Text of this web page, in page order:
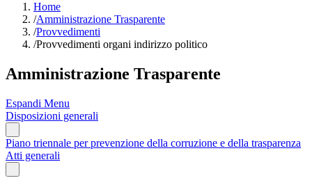
Home
/Amministrazione Trasparente
/Provvedimenti
/Provvedimenti organi indirizzo politico
Amministrazione Trasparente
Espandi Menu
Disposizioni generali
Piano triennale per prevenzione della corruzione e della trasparenza
Atti generali